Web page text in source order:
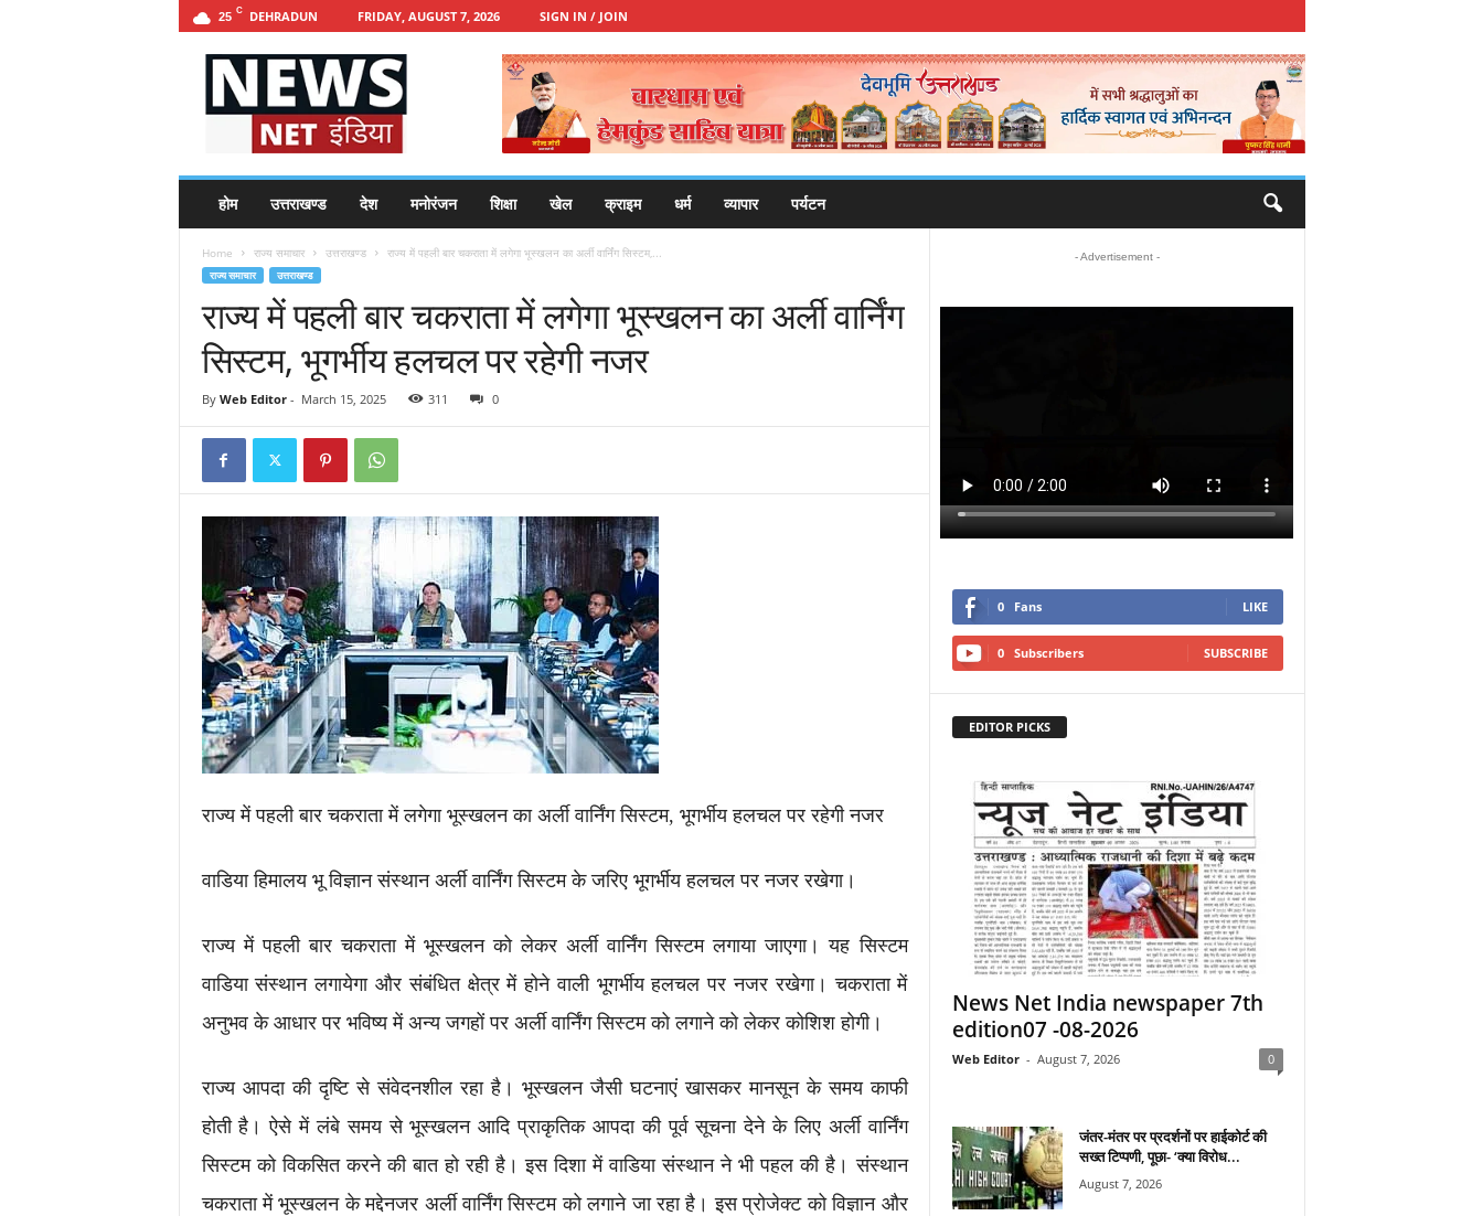
25 C DEHRADUN FRIDAY, AUGUST 7, 2026 SIGN IN / JOIN
n
a
होम उत्तराखण्ड देश मनोरंजन शिक्षा खेल क्राइम धर्म व्यापार पर्यटन
Home राज्य समाचार उत्तराखण्ड राज्य में पहली बार चकराता में लगेगा भूस्खलन का अर्ली वार्निंग सिस्टम,...
राज्य समाचार उत्तराखण्ड
राज्य में पहली बार चकराता में लगेगा भूस्खलन का अर्ली वार्निंग
सिस्टम, भूगर्भीय हलचल पर रहेगी नजर
By Web Editor- March 15, 2025 311 0
राज्य में पहली बार चकराता में लगेगा भूस्खलन का अर्ली वार्निंग सिस्टम, भूगर्भीय हलचल पर रहेगी नजर
वाडिया हिमालय भू विज्ञान संस्थान अर्ली वार्निंग सिस्टम के जरिए भूगर्भीय हलचल पर नजर रखेगा।
राज्य में पहली बार चकराता में भूस्खलन को लेकर अर्ली वार्निंग सिस्टम लगाया जाएगा। यह सिस्टम
वाडिया संस्थान लगायेगा और संबंधित क्षेत्र में होने वाली भूगर्भीय हलचल पर नजर रखेगा। चकराता में
अनुभव के आधार पर भविष्य में अन्य जगहों पर अर्ली वार्निंग सिस्टम को लगाने को लेकर कोशिश होगी।
राज्य आपदा की दृष्टि से संवेदनशील रहा है। भूस्खलन जैसी घटनाएं खासकर मानसून के समय काफी
होती है। ऐसे में लंबे समय से भूस्खलन आदि प्राकृतिक आपदा की पूर्व सूचना देने के लिए अर्ली वार्निंग
सिस्टम को विकसित करने की बात हो रही है। इस दिशा में वाडिया संस्थान ने भी पहल की है। संस्थान
चकराता में भूस्खलन के मद्देनजर अर्ली वार्निंग सिस्टम को लगाने जा रहा है। इस प्रोजेक्ट को विज्ञान और
- Advertisement -
0 Fans LIKE
0 Subscribers SUBSCRIBE
EDITOR PICKS
News Net India newspaper 7th
edition07 -08-2026
Web Editor - August 7, 2026 0
जंतर-मंतर पर प्रदर्शनों पर हाईकोर्ट की
सख्त टिप्पणी, पूछा- ‘क्या विरोध...
August 7, 2026